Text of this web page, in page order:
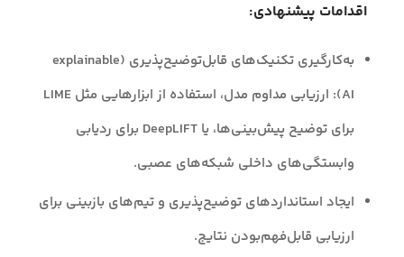
اقدامات پیشنهادی:
به‌کارگیری تکنیک‌های قابل‌توضیح‌پذیری (explainable
AI): ارزیابی مداوم مدل، استفاده از ابزارهایی مثل LIME
برای توضیح پیش‌بینی‌ها، یا DeepLIFT برای ردیابی
وابستگی‌های داخلی شبکه‌های عصبی.
ایجاد استانداردهای توضیح‌پذیری و تیم‌های بازبینی برای
ارزیابی قابل‌فهم‌بودن نتایج.